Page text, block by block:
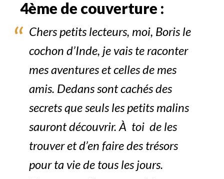
4ème de couverture :
Chers petits lecteurs, moi, Boris le
cochon d’Inde, je vais te raconter
mes aventures et celles de mes
amis. Dedans sont cachés des
secrets que seuls les petits malins
sauront découvrir. À toi de les
trouver et d’en faire des trésors
pour ta vie de tous les jours.